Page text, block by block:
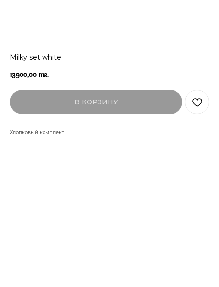
Milky set white
13900,00 тг.
В КОРЗИНУ
Хлопковый комплект